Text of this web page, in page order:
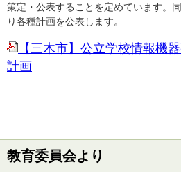
策定・公表することを定めています。
り各種計画を公表します。
【三木市】公立学校情報機
計画
教育委員会より